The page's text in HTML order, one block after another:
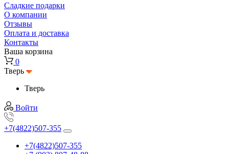
Сладкие подарки
О компании
Отзывы
Оплата и доставка
Контакты
Ваша корзина
0
Тверь
Тверь
Войти
+7(4822)507-355
+7(4822)507-355